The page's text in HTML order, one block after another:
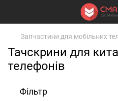
Запчастини для мобільних
Тачскрини для
телефонів
Фільтр